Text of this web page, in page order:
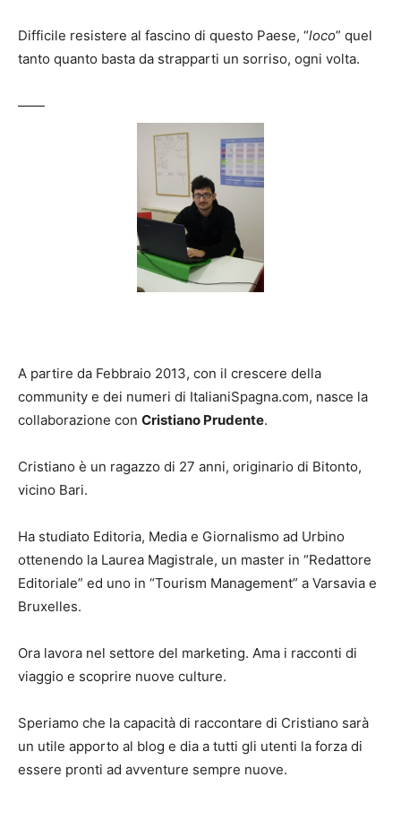
Difficile resistere al fascino di questo Paese, “loco” quel
tanto quanto basta da strapparti un sorriso, ogni volta.
——
A partire da Febbraio 2013, con il crescere della
community e dei numeri di ItalianiSpagna.com, nasce la
collaborazione con Cristiano Prudente.
Cristiano è un ragazzo di 27 anni, originario di Bitonto,
vicino Bari.
Ha studiato Editoria, Media e Giornalismo ad Urbino
ottenendo la Laurea Magistrale, un master in “Redattore
Editoriale” ed uno in “Tourism Management” a Varsavia e
Bruxelles.
Ora lavora nel settore del marketing. Ama i racconti di
viaggio e scoprire nuove culture.
Speriamo che la capacità di raccontare di Cristiano sarà
un utile apporto al blog e dia a tutti gli utenti la forza di
essere pronti ad avventure sempre nuove.